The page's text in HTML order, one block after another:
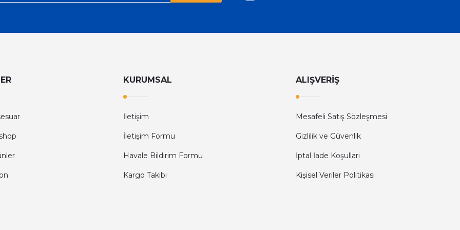
KURUMSAL
İletişim
İletişim Formu
Havale Bildirim Formu
Kargo Takibi
ALIŞVERİŞ
Mesafeli Satış Sözleşmesi
Gizlilik ve Güvenlik
İptal İade Koşullari
Kişisel Veriler Politikası